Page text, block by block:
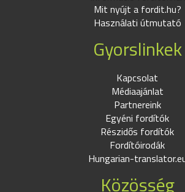
Mit nyújt a fordit.hu?
Használati útmutató
Gyorslinkek
Kapcsolat
Médiaajánlat
Partnereink
Egyéni fordítók
Részidős fordítók
Fordítóirodák
Hungarian-
Közösség